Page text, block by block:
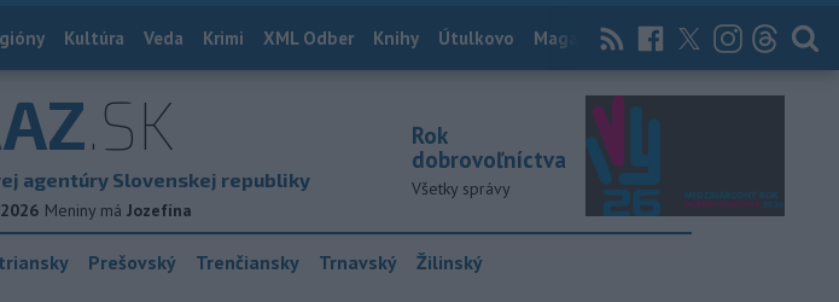
Kultúra Veda Krimi XML Odber Knihy Útulkovo Magazín News Now Archív
.SK
agentúry Slovenskej republiky
Meniny má Jozefína
Rok
dobrovoľníctva
Všetky správy
Prešovský Trenčiansky Trnavský Žilinský